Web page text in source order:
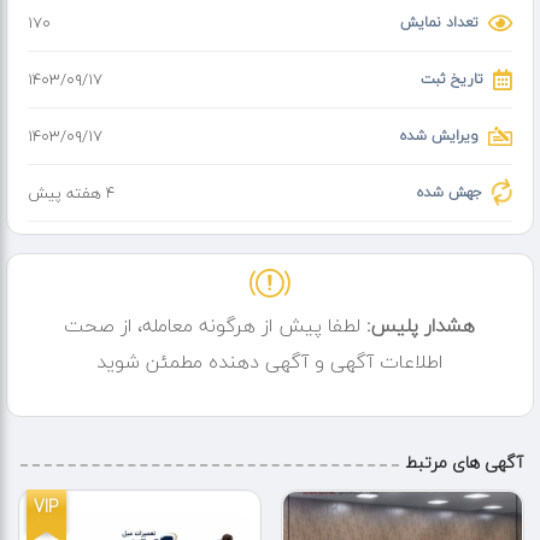
آدرس : شهرک ولیعصر خیابان پژاند ، خیابان
تعداد نمایش 170
تاریخ ثبت ۱۴۰۳/۰۹/۱۷
ویرایش شده ۱۴۰۳/۰۹/۱۷
جهش شده 4 هفته پیش
هشدار پلیس: لطفا پیش از هرگونه معامله، از صحت
اطلاعات آگهی و آگهی دهنده مطمئن شوید
آگهی های مرتبط
VIP